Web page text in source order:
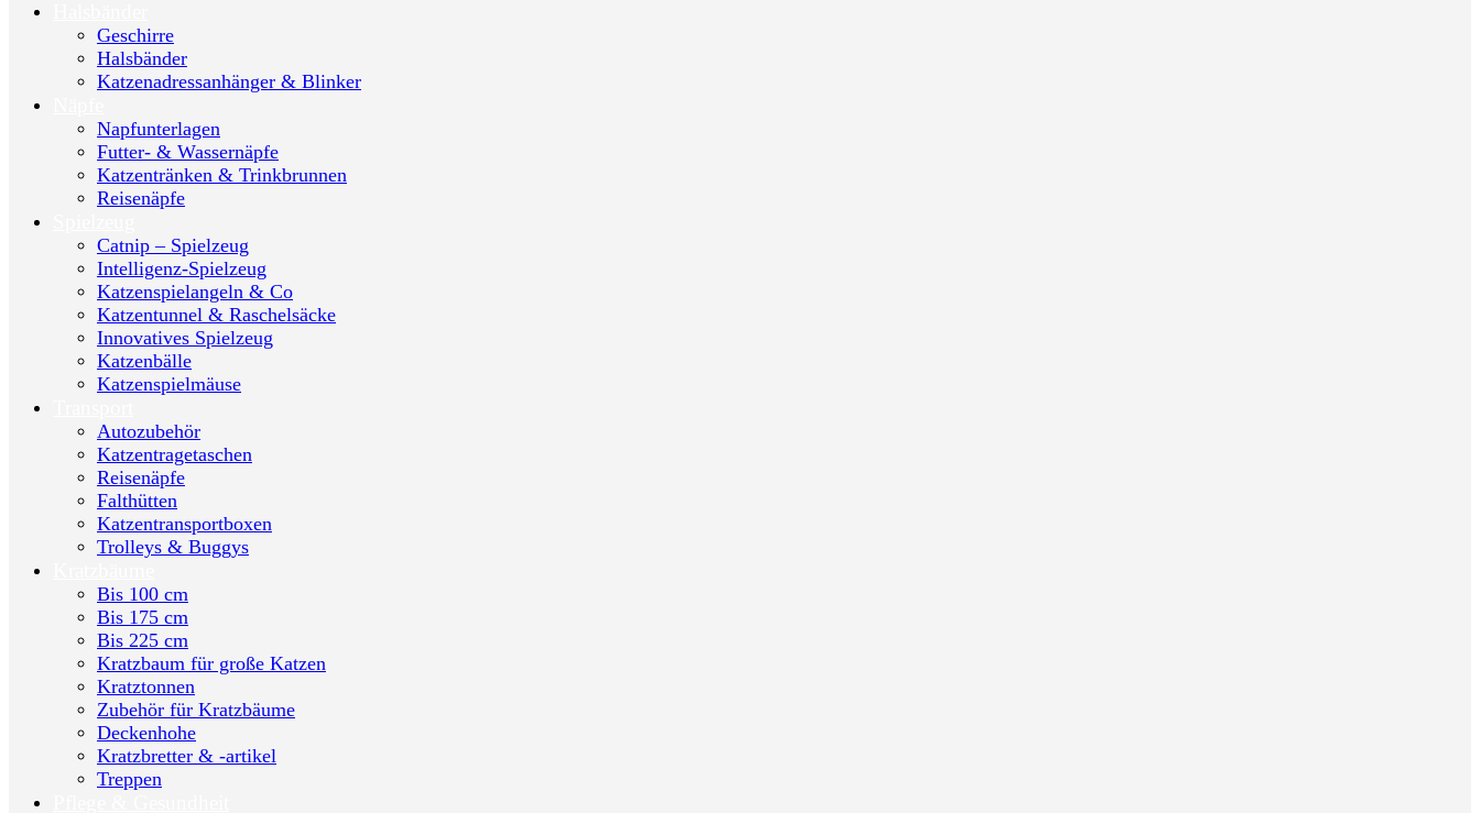
Geschirre
Halsbänder
Katzenadressanhänger & Blinker
Napfunterlagen
Futter- & Wassernäpfe
Katzentränken & Trinkbrunnen
Reisenäpfe
Catnip – Spielzeug
Intelligenz-Spielzeug
Katzenspielangeln & Co
Katzentunnel & Raschelsäcke
Innovatives Spielzeug
Katzenbälle
Katzenspielmäuse
Autozubehör
Katzentragetaschen
Reisenäpfe
Falthütten
Katzentransportboxen
Trolleys & Buggys
Bis 100 cm
Bis 175 cm
Bis 225 cm
Kratzbaum für große Katzen
Kratztonnen
Zubehör für Kratzbäume
Deckenhohe
Kratzbretter & -artikel
Treppen